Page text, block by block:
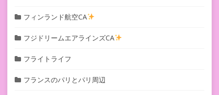
フィンランド航空CA
フジドリームエアラインズCA
フライトライフ
フランスのパリとパリ周辺